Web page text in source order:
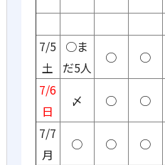
7/5
土
○ま
だ5人
○ ○
7/6
日
〆 ○ ○
7/7
月
○ ○ ○